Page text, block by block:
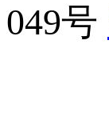
049号